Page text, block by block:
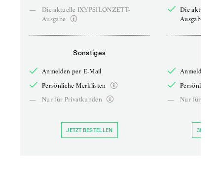
—
Die aktuelle IXYPSILONZETT-
Ausgabe
Sonstiges
Anmelden per E-Mail
Persönliche Merklisten
—
Nur für Privatkunden
JETZT BESTELLEN
Die aktuelle
Ausgabe
Anmelden
Persönliche
—
Nur für
30 TAGE